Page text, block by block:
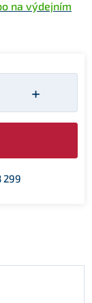
na výdejním
+
299